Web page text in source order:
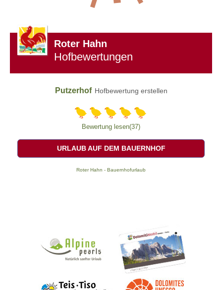
Roter Hahn
Hofbewertungen
Putzerhof Hofbewertung erstellen
Bewertung lesen(37)
URLAUB AUF DEM BAUERNHOF
Roter Hahn - Bauernhofurlaub